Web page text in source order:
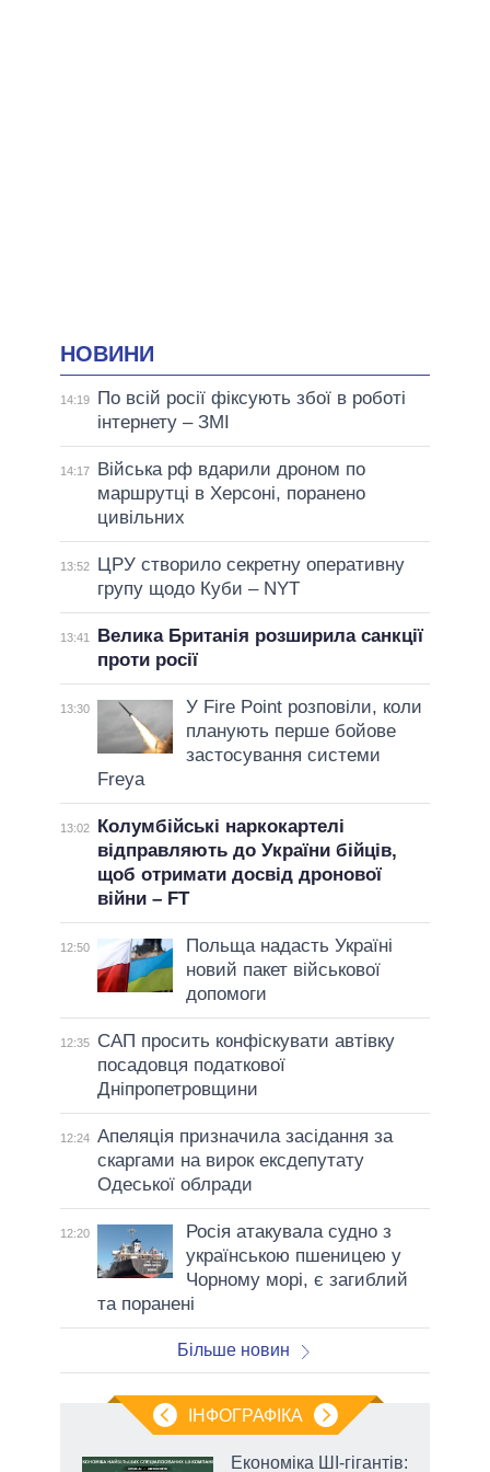
НОВИНИ
14:19
По всій росії фіксують збої в роботі
інтернету – ЗМІ
14:17
Війська рф вдарили дроном по
маршрутці в Херсоні, поранено
цивільних
13:52
ЦРУ створило секретну оперативну
групу щодо Куби – NYT
13:41
Велика Британія розширила санкції
проти росії
13:30
У Fire Point розповіли, коли
планують перше бойове
застосування системи
Freya
13:02
Колумбійські наркокартелі
відправляють до України бійців,
щоб отримати досвід дронової
війни – FT
12:50
Польща надасть Україні
новий пакет військової
допомоги
12:35
САП просить конфіскувати автівку
посадовця податкової
Дніпропетровщини
12:24 Апеляція призначила засідання за
скаргами на вирок ексдепутату
Одеської облради
12:20
Росія атакувала судно з
українською пшеницею у
Чорному морі, є загиблий
та поранені
Більше новин
ІНФОГРАФІКА
Економіка ШІ-гігантів: